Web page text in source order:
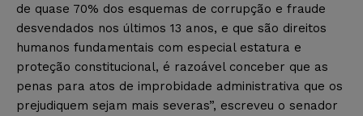
de quase 70% dos esquemas de corrupção e fraude
desvendados nos últimos 13 anos, e que são direitos
humanos fundamentais com especial estatura e
proteção constitucional, é razoável conceber que as
penas para atos de improbidade administrativa que os
prejudiquem sejam mais severas”, escreveu o senador